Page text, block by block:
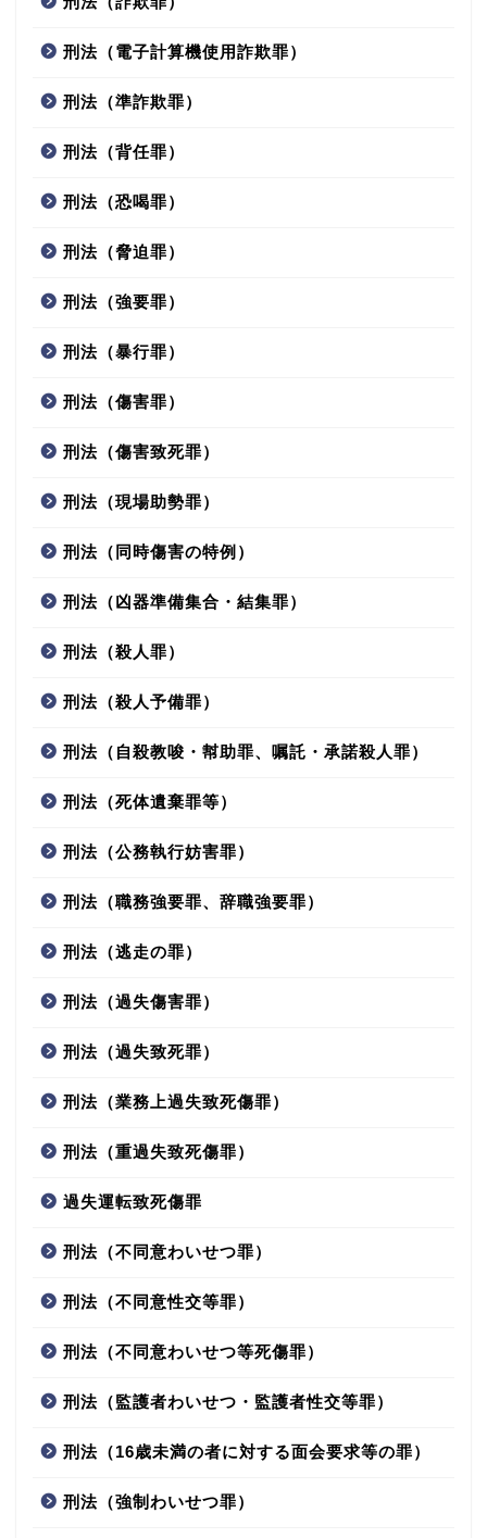
刑法（電子計算機使用詐欺罪）
刑法（準詐欺罪）
刑法（背任罪）
刑法（恐喝罪）
刑法（脅迫罪）
刑法（強要罪）
刑法（暴行罪）
刑法（傷害罪）
刑法（傷害致死罪）
刑法（現場助勢罪）
刑法（同時傷害の特例）
刑法（凶器準備集合・結集罪）
刑法（殺人罪）
刑法（殺人予備罪）
刑法（自殺教唆・幇助罪、嘱託・承諾殺人罪）
刑法（死体遺棄罪等）
刑法（公務執行妨害罪）
刑法（職務強要罪、辞職強要罪）
刑法（逃走の罪）
刑法（過失傷害罪）
刑法（過失致死罪）
刑法（業務上過失致死傷罪）
刑法（重過失致死傷罪）
過失運転致死傷罪
刑法（不同意わいせつ罪）
刑法（不同意性交等罪）
刑法（不同意わいせつ等死傷罪）
刑法（監護者わいせつ・監護者性交等罪）
刑法（16歳未満の者に対する面会要求等の罪）
刑法（強制わいせつ罪）